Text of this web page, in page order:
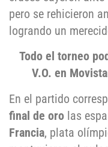
pero se rehicieron
logrando un
Todo el torneo
V.O. en
En el partido
final de oro las
Francia, plata